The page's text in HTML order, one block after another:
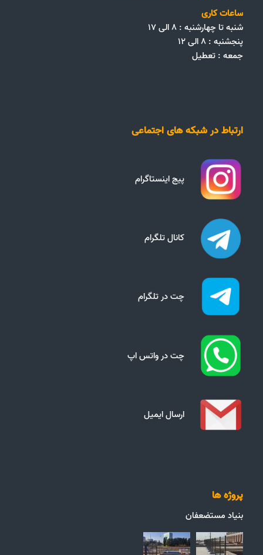
ساعات کاری
شنبه تا چهارشنبه : ۸ الی ۱۷
پنجشنبه : ۸ الی ۱۲
جمعه‌ :‌ تعطیل
ارتباط در شبکه های اجتماعی
پیج اینستاگرام
کانال تلگرام
چت در تلگرام
چت در واتس اپ
ارسال ایمیل
پروژه ها
بنیاد مستضعفان